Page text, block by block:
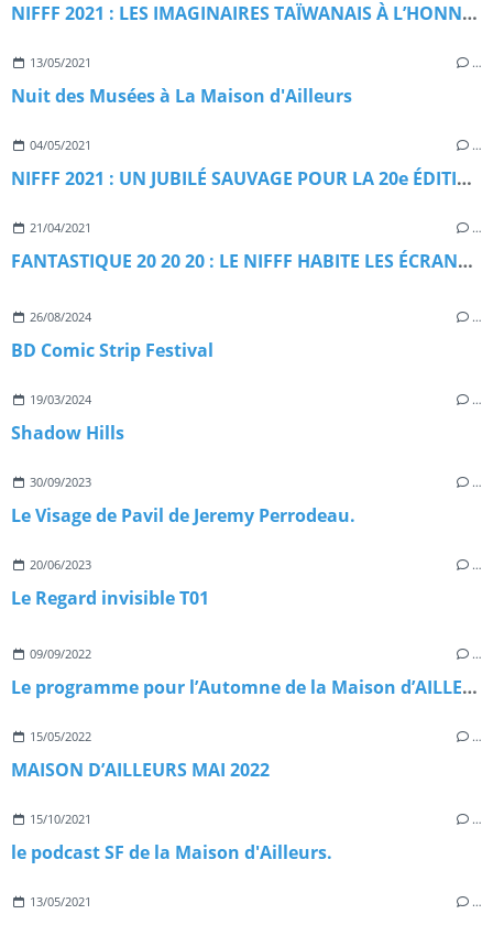
NIFFF 2021 : LES IMAGINAIRES TAÏWANAIS À L’HONNEUR
13/05/2021 …
Nuit des Musées à La Maison d'Ailleurs
04/05/2021 …
NIFFF 2021 : UN JUBILÉ SAUVAGE POUR LA 20e ÉDITION
21/04/2021 …
FANTASTIQUE 20 20 20 : LE NIFFF HABITE LES ÉCRANS DE LA CINÉMATHÈQUE SUISSE
26/08/2024 …
BD Comic Strip Festival
19/03/2024 …
Shadow Hills
30/09/2023 …
Le Visage de Pavil de Jeremy Perrodeau.
20/06/2023 …
Le Regard invisible T01
09/09/2022 …
Le programme pour l’Automne de la Maison d’AILLEURS (YVERDON SUISSE)
15/05/2022 …
MAISON D’AILLEURS MAI 2022
15/10/2021 …
le podcast SF de la Maison d'Ailleurs.
13/05/2021 …